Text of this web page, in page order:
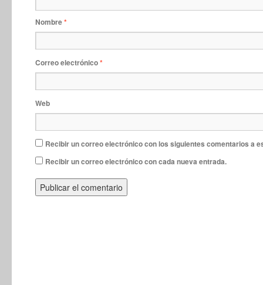
Nombre*
Correo electrónico*
Web
Recibir un correo electrónico con los siguientes comentarios a
Recibir un correo electrónico con cada nueva entrada.